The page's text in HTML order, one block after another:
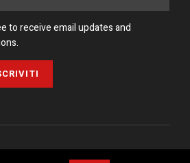
to receive email updates and
con noi Contatto Privacy Policy